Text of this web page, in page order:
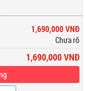
1,690,000 VNĐ
Chưa rõ
1,690,000 VNĐ